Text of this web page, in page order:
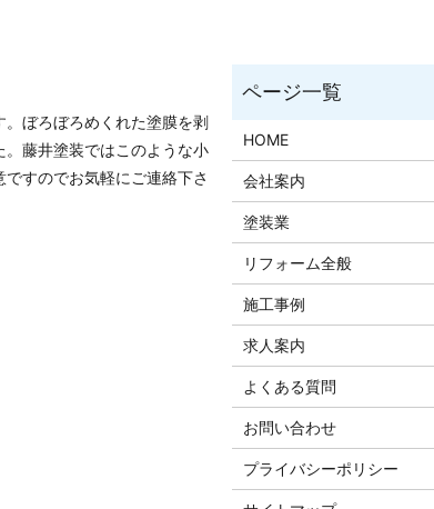
ぼろぼろめくれた塗膜を剥
藤井塗装ではこのような小
すのでお気軽にご連絡下さ
HOME
会社案内
塗装業
リフォーム全般
施工事例
求人案内
よくある質問
お問い合わせ
プライバシーポリシー